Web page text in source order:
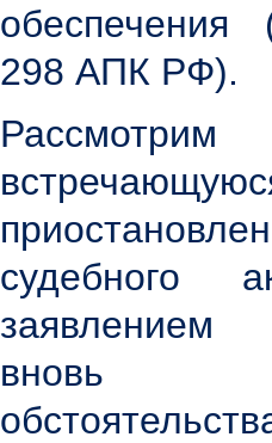
обеспечения
298 АПК РФ).
Рассмотрим
заявлением
вновь